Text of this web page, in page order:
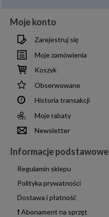
Moje konto
Zarejestruj się
Moje zamówienia
Koszyk
Obserwowane
Historia transakcji
Moje rabaty
Newsletter
Informacje podstawowe
Regulamin sklepu
Polityka prywatności
Dostawa i płatność
❗ Abonament na sprzęt